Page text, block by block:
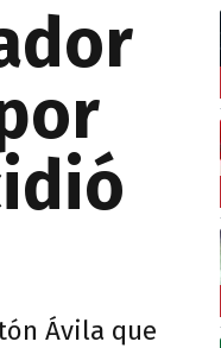
Ávila que